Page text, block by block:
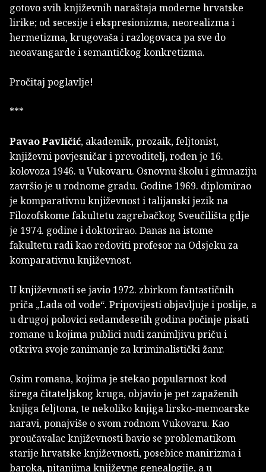
gotovo svih književnih naraštaja moderne hrvatske
lirike; od secesije i ekspresionizma, neorealizma i
hermetizma, krugovaša i razlogovaca pa sve do
neoavangarde i semantičkog konkretizma.
Pročitaj poglavlje!
***
Pavao Pavličić, akademik, prozaik, feljtonist,
književni povjesničar i prevoditelj, rođen je 16.
kolovoza 1946. u Vukovaru. Osnovnu školu i gimnaziju
završio je u rodnome gradu. Godine 1969. diplomirao
je komparativnu književnost i talijanski jezik na
Filozofskome fakultetu zagrebačkog Sveučilišta gdje
je 1974. godine i doktorirao. Danas na istome
fakultetu radi kao redoviti profesor na Odsjeku za
komparativnu književnost.
U književnosti se javio 1972. zbirkom fantastičnih
priča „Lada od vode“. Pripovijesti objavljuje i poslije, a
u drugoj polovici sedamdesetih godina počinje pisati
romane u kojima publici nudi zanimljivu priču i
otkriva svoje zanimanje za kriminalistički žanr.
Osim romana, kojima je stekao popularnost kod
širega čitateljskog kruga, objavio je pet zapaženih
knjiga feljtona, te nekoliko knjiga lirsko-memoarske
naravi, ponajviše o svom rodnom Vukovaru. Kao
proučavalac književnosti bavio se problematikom
starije hrvatske književnosti, posebice manirizma i
baroka, pitanjima književne genealogije, a u